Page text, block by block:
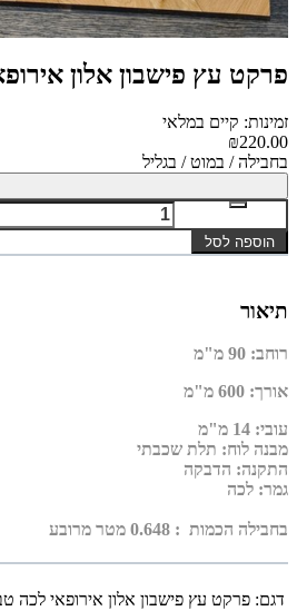
פרקט עץ פישבון אלון אירופאי
זמינות: קיים במלאי
₪220.00
בחבילה / במוט / בגליל
הוספה לסל
תיאור
רוחב: 90 מ"מ
אורך: 600 מ"מ
עובי: 14 מ"מ
מבנה לוח: תלת שכבתי
התקנה: הדבקה
גמר: לכה
בחבילה הכמות : 0.648 מטר מרובע
דגם: פרקט עץ פישבון אלון אירופאי לכה טבעי